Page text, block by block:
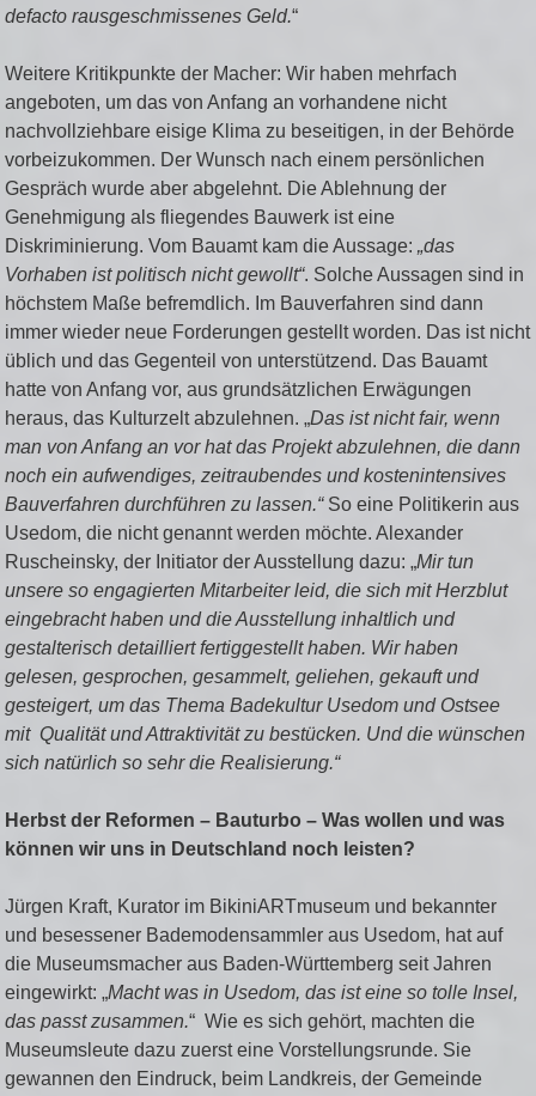
defacto rausgeschmissenes Geld.“
Weitere Kritikpunkte der Macher: Wir haben mehrfach
angeboten, um das von Anfang an vorhandene nicht
nachvollziehbare eisige Klima zu beseitigen, in der Behörde
vorbeizukommen. Der Wunsch nach einem persönlichen
Gespräch wurde aber abgelehnt. Die Ablehnung der
Genehmigung als fliegendes Bauwerk ist eine
Diskriminierung. Vom Bauamt kam die Aussage:„das
Vorhaben ist politisch nicht gewollt“. Solche Aussagen sind in
höchstem Maße befremdlich. Im Bauverfahren sind dann
immer wieder neue Forderungen gestellt worden. Das ist nicht
üblich und das Gegenteil von unterstützend. Das Bauamt
hatte von Anfang vor, aus grundsätzlichen Erwägungen
heraus, das Kulturzelt abzulehnen. „Das ist nicht fair, wenn
man von Anfang an vor hat das Projekt abzulehnen, die dann
noch ein aufwendiges, zeitraubendes und kostenintensives
Bauverfahren durchführen zu lassen.“So eine Politikerin aus
Usedom, die nicht genannt werden möchte. Alexander
Ruscheinsky, der Initiator der Ausstellung dazu: „Mir tun
unsere so engagierten Mitarbeiter leid, die sich mit Herzblut
eingebracht haben und die Ausstellung inhaltlich und
gestalterisch detailliert fertiggestellt haben. Wir haben
gelesen, gesprochen, gesammelt, geliehen, gekauft und
gesteigert, um das Thema Badekultur Usedom und Ostsee
mit Qualität und Attraktivität zu bestücken. Und die wünschen
sich natürlich so sehr die Realisierung.“
Herbst der Reformen – Bauturbo – Was wollen und was
können wir uns in Deutschland noch leisten?
Jürgen Kraft, Kurator im BikiniARTmuseum und bekannter
und besessener Bademodensammler aus Usedom, hat auf
die Museumsmacher aus Baden-Württemberg seit Jahren
eingewirkt: „Macht was in Usedom, das ist eine so tolle Insel,
das passt zusammen.“ Wie es sich gehört, machten die
Museumsleute dazu zuerst eine Vorstellungsrunde. Sie
gewannen den Eindruck, beim Landkreis, der Gemeinde